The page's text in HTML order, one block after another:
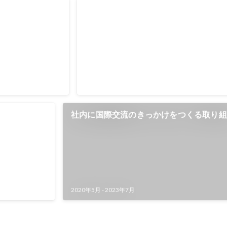
め、日本人スタッフ向けの英語レッスンを
るプロジェクトを監修・運営しました。レッ
みは後に 会社の福利厚生として正式導入さ
支援があることを魅力に感じて応募する求
社内に国際交流のきっかけをつくる取り
2020年5月 -2023年7月